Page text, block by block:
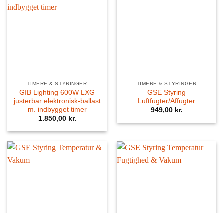
TIMERE & STYRINGER
GIB Lighting 600W LXG
justerbar elektronisk-ballast
m. indbygget timer
1.850,00 kr.
TIMERE & STYRINGER
GSE Styring
Luftfugter/Affugter
949,00 kr.